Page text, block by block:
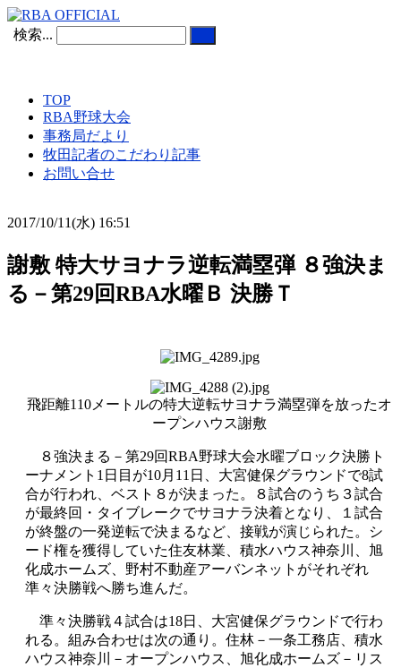
検索...
TOP
RBA野球大会
事務局だより
牧田記者のこだわり記事
お問い合せ
2017/10/11(水) 16:51
謝敷 特大サヨナラ逆転満塁弾 ８強決ま
る－第29回RBA水曜Ｂ 決勝Ｔ
飛距離110メートルの特大逆転サヨナラ満塁弾を放ったオ
ープンハウス謝敷
８強決まる－第29回RBA野球大会水曜ブロック決勝ト
ーナメント1日目が10月11日、大宮健保グラウンドで8試
合が行われ、ベスト８が決まった。８試合のうち３試合
が最終回・タイブレークでサヨナラ決着となり、１試合
が終盤の一発逆転で決まるなど、接戦が演じられた。シ
ード権を獲得していた住友林業、積水ハウス神奈川、旭
化成ホームズ、野村不動産アーバンネットがそれぞれ
準々決勝戦へ勝ち進んだ。
準々決勝戦４試合は18日、大宮健保グラウンドで行わ
れる。組み合わせは次の通り。住林－一条工務店、積水
ハウス神奈川－オープンハウス、旭化成ホームズ－リス